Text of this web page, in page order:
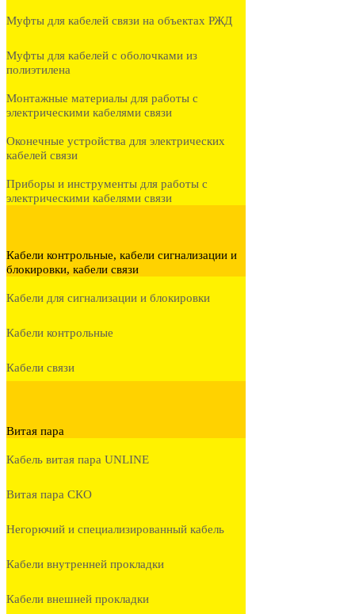
Муфты для кабелей связи на объектах РЖД
Муфты для кабелей с оболочками из
полиэтилена
Монтажные материалы для работы с
электрическими кабелями связи
Оконечные устройства для электрических
кабелей связи
Приборы и инструменты для работы с
электрическими кабелями связи
Кабели контрольные, кабели сигнализации и
блокировки, кабели связи
Кабели для сигнализации и блокировки
Кабели контрольные
Кабели связи
Витая пара
Кабель витая пара UNLINE
Витая пара СКО
Негорючий и специализированный кабель
Кабели внутренней прокладки
Кабели внешней прокладки